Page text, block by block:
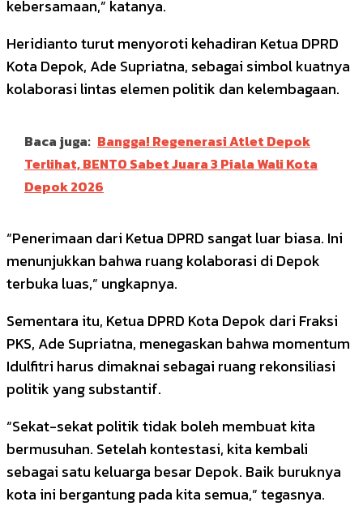
kebersamaan,” katanya.
Heridianto turut menyoroti kehadiran Ketua DPRD
Kota Depok, Ade Supriatna, sebagai simbol kuatnya
kolaborasi lintas elemen politik dan kelembagaan.
Baca juga: Bangga! Regenerasi Atlet Depok
Terlihat, BENTO Sabet Juara 3 Piala Wali Kota
Depok 2026
“Penerimaan dari Ketua DPRD sangat luar biasa. Ini
menunjukkan bahwa ruang kolaborasi di Depok
terbuka luas,” ungkapnya.
Sementara itu, Ketua DPRD Kota Depok dari Fraksi
PKS, Ade Supriatna, menegaskan bahwa momentum
Idulfitri harus dimaknai sebagai ruang rekonsiliasi
politik yang substantif.
“Sekat-sekat politik tidak boleh membuat kita
bermusuhan. Setelah kontestasi, kita kembali
sebagai satu keluarga besar Depok. Baik buruknya
kota ini bergantung pada kita semua,” tegasnya.